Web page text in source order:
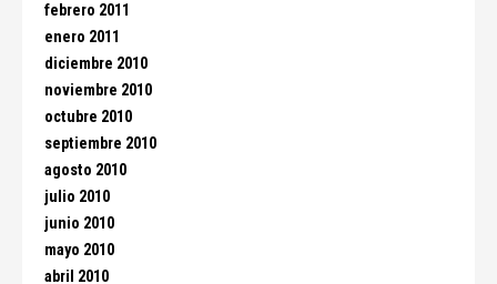
febrero 2011
enero 2011
diciembre 2010
noviembre 2010
octubre 2010
septiembre 2010
agosto 2010
julio 2010
junio 2010
mayo 2010
abril 2010